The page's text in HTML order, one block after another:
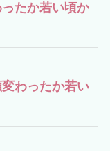
ったか若い頃か
変わったか若い